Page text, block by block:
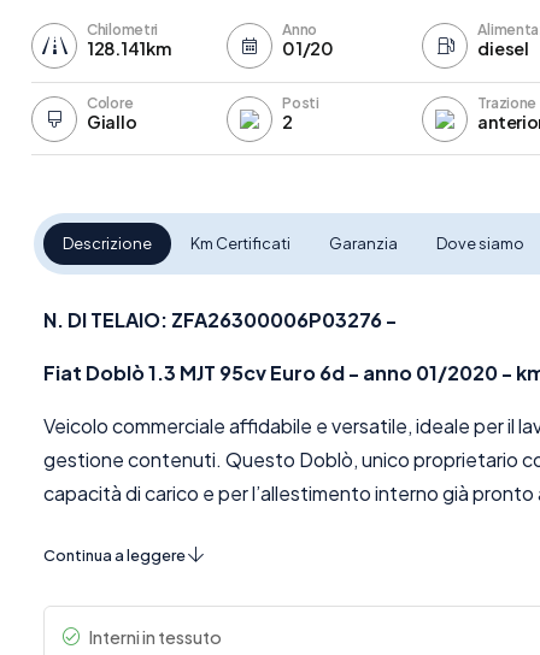
Chilometri
128.141km
Anno
01/20 diesel
Colore
Giallo
Posti
2
Trazione
Descrizione Km Certificati Garanzia Dove siamo
N. DI TELAIO: ZFA26300006P03276 -
Fiat Doblò 1.3 MJT 95cv Euro 6d - anno 01/2020 -
Veicolo commerciale affidabile e versatile, ideale per il
gestione contenuti. Questo Doblò, unico proprietario
capacità di carico e per l’allestimento interno già pronto
Caratteristiche Principali:
Motore 1.3 MJT 95 CV Euro 6d
Cambio manuale a 6 marce
Continua a leggere
Interni in tessuto